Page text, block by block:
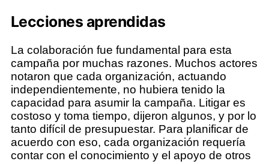
Lecciones aprendidas
La colaboración fue fundamental para esta
campaña por muchas razones. Muchos actores
notaron que cada organización, actuando
independientemente, no hubiera tenido la
capacidad para asumir la campaña. Litigar es
costoso y toma tiempo, dijeron algunos, y por lo
tanto difícil de presupuestar. Para planificar de
acuerdo con eso, cada organización requería
contar con el conocimiento y el apoyo de otros